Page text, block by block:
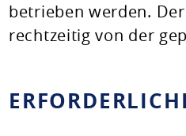
betrieben werden.
rechtzeitig von der